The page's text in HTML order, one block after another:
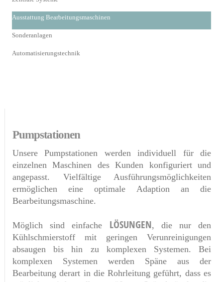
Ausstattung Bearbeitungsmaschinen
Sonderanlagen
Automatisierungstechnik
Pumpstationen
Unsere Pumpstationen werden individuell für die
einzelnen Maschinen des Kunden konfiguriert und
angepasst. Vielfältige Ausführungsmöglichkeiten
ermöglichen eine optimale Adaption an die
Bearbeitungsmaschine.
Möglich sind einfache LÖSUNGEN, die nur den
Kühlschmierstoff mit geringen Verunreinigungen
absaugen bis hin zu komplexen Systemen. Bei
komplexen Systemen werden Späne aus der
Bearbeitung derart in die Rohrleitung geführt, dass es